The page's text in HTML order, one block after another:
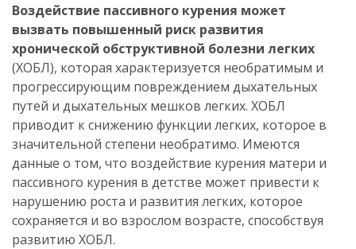
Воздействие пассивного курения может
вызвать повышенный риск развития
хронической обструктивной болезни легких
(ХОБЛ), которая характеризуется необратимым и
прогрессирующим повреждением дыхательных
путей и дыхательных мешков легких. ХОБЛ
приводит к снижению функции легких, которое в
значительной степени необратимо. Имеются
данные о том, что воздействие курения матери и
пассивного курения в детстве может привести к
нарушению роста и развития легких, которое
сохраняется и во взрослом возрасте, способствуя
развитию ХОБЛ.